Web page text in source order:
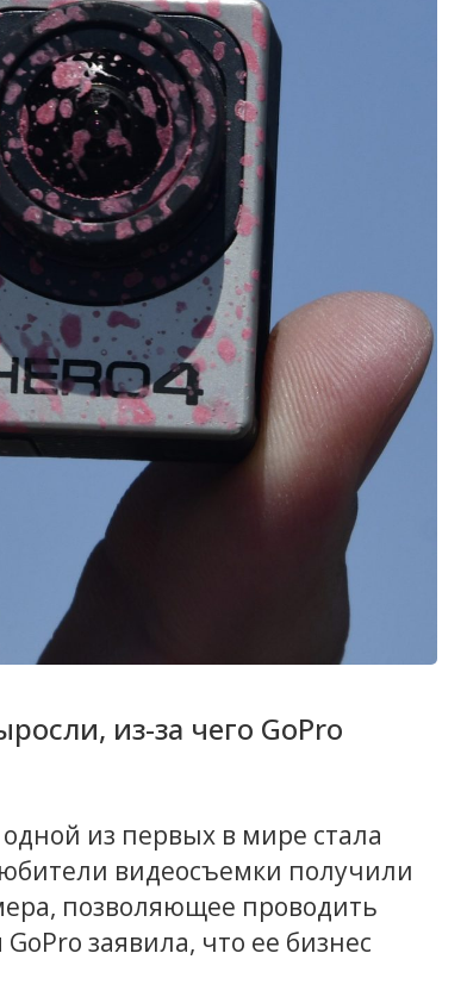
из-за чего GoPro
из первых в мире стала
видеосъемки получили
позволяющее проводить
заявила, что ее бизнес